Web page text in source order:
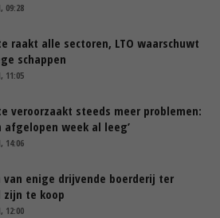
09:28
raakt alle sectoren, LTO waarschuwt
schappen
11:05
veroorzaakt steeds meer problemen:
afgelopen week al leeg’
14:06
van enige drijvende boerderij ter
zijn te koop
12:00